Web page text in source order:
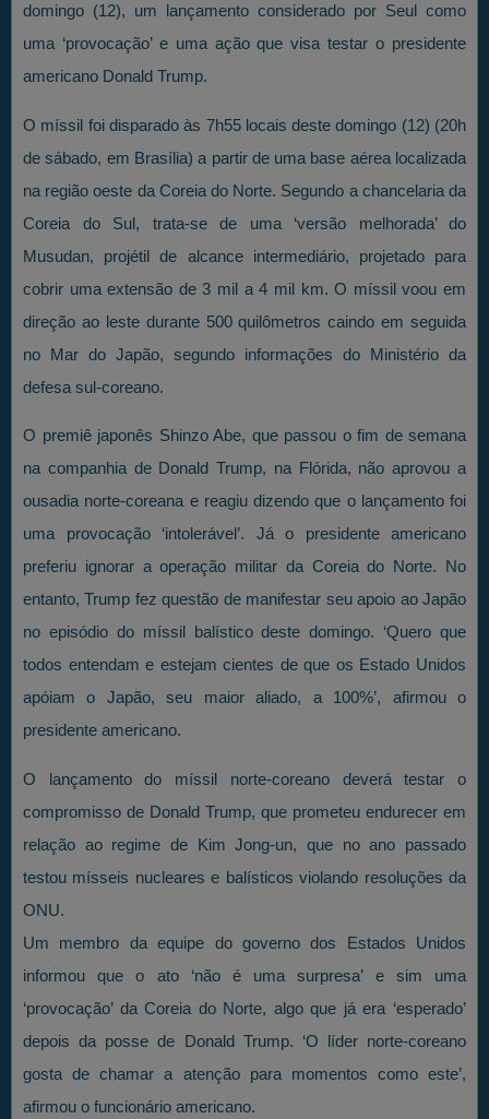
domingo (12), um lançamento considerado por Seul como
uma ‘provocação’ e uma ação que visa testar o presidente
americano Donald Trump.
O míssil foi disparado às 7h55 locais deste domingo (12) (20h
de sábado, em Brasília) a partir de uma base aérea localizada
na região oeste da Coreia do Norte. Segundo a chancelaria da
Coreia do Sul, trata-se de uma ‘versão melhorada’ do
Musudan, projétil de alcance intermediário, projetado para
cobrir uma extensão de 3 mil a 4 mil km. O míssil voou em
direção ao leste durante 500 quilômetros caindo em seguida
no Mar do Japão, segundo informações do Ministério da
defesa sul-coreano.
O premiê japonês Shinzo Abe, que passou o fim de semana
na companhia de Donald Trump, na Flórida, não aprovou a
ousadia norte-coreana e reagiu dizendo que o lançamento foi
uma provocação ‘intolerável’. Já o presidente americano
preferiu ignorar a operação militar da Coreia do Norte. No
entanto, Trump fez questão de manifestar seu apoio ao Japão
no episódio do míssil balístico deste domingo. ‘Quero que
todos entendam e estejam cientes de que os Estado Unidos
apóiam o Japão, seu maior aliado, a 100%’, afirmou o
presidente americano.
O lançamento do míssil norte-coreano deverá testar o
compromisso de Donald Trump, que prometeu endurecer em
relação ao regime de Kim Jong-un, que no ano passado
testou mísseis nucleares e balísticos violando resoluções da
ONU.
Um membro da equipe do governo dos Estados Unidos
informou que o ato ‘não é uma surpresa’ e sim uma
‘provocação’ da Coreia do Norte, algo que já era ‘esperado’
depois da posse de Donald Trump. ‘O líder norte-coreano
gosta de chamar a atenção para momentos como este’,
afirmou o funcionário americano.